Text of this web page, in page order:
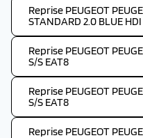
Reprise PEUGEOT
STANDARD 2.0 BLUE
Reprise PEUGEOT
S/S EAT8
Reprise PEUGEOT
S/S EAT8
Reprise PEUGEOT